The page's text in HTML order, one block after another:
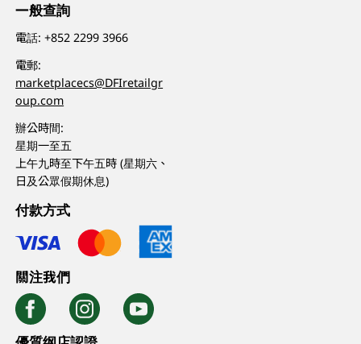
一般查詢
電話:+852 2299 3966
電郵:
marketplacecs@DFIretailgr
oup.com
辦公時間:
星期一至五
上午九時至下午五時 (星期六、
日及公眾假期休息)
付款方式
關注我們